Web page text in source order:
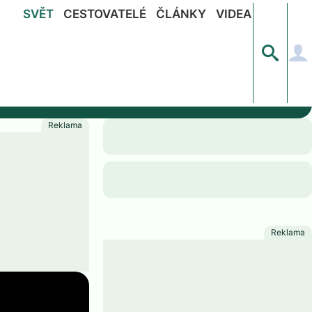
SVĚT CESTOVATELÉ ČLÁNKY VIDEA